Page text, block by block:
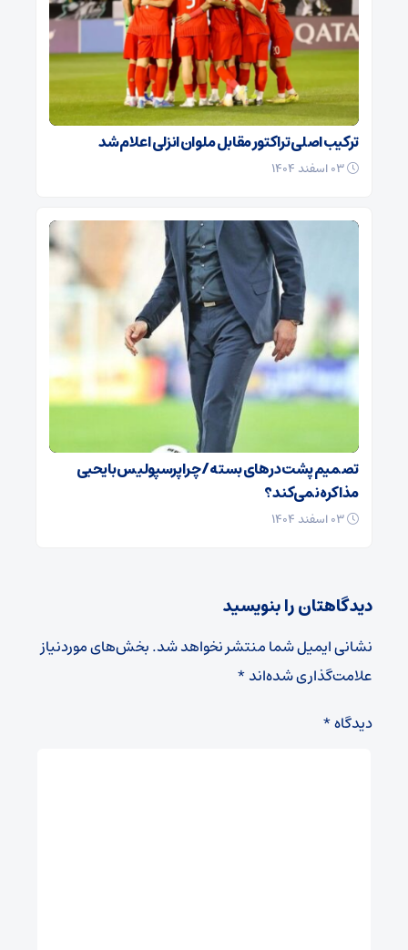
ترکیب اصلی تراکتور مقابل ملوان انزلی اعلام شد
تصمیم پشت در‌های بسته / چرا پرسپولیس با یحیی
مذاکره نمی‌کند؟
دیدگاهتان را بنویسید
نشانی ایمیل شما منتشر نخواهد شد.بخش‌های موردنیاز
علامت‌گذاری شده‌اند*
دیدگاه*